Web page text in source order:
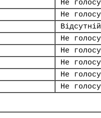
Не
Не
Відсутній
Не
Не
Не
Не
Не